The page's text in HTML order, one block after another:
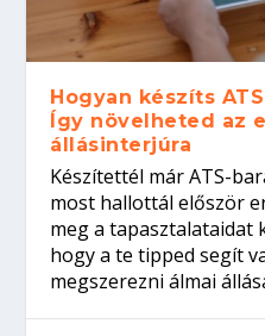
Hogyan készíts
Így növelheted az
állásinterjúra
Készítettél már ATS-
most hallottál először
meg a tapasztalataidat
hogy a te tipped segít
megszerezni álmai